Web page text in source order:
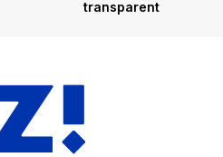
transparent